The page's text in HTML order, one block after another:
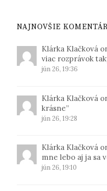
NAJNOVŠIE
Klárka Klačková
viac rozprávok
jún 26, 19:36
Klárka Klačková
krásne”
jún 26, 19:28
Klárka Klačková
mne lebo aj ja sa
jún 26, 19:10